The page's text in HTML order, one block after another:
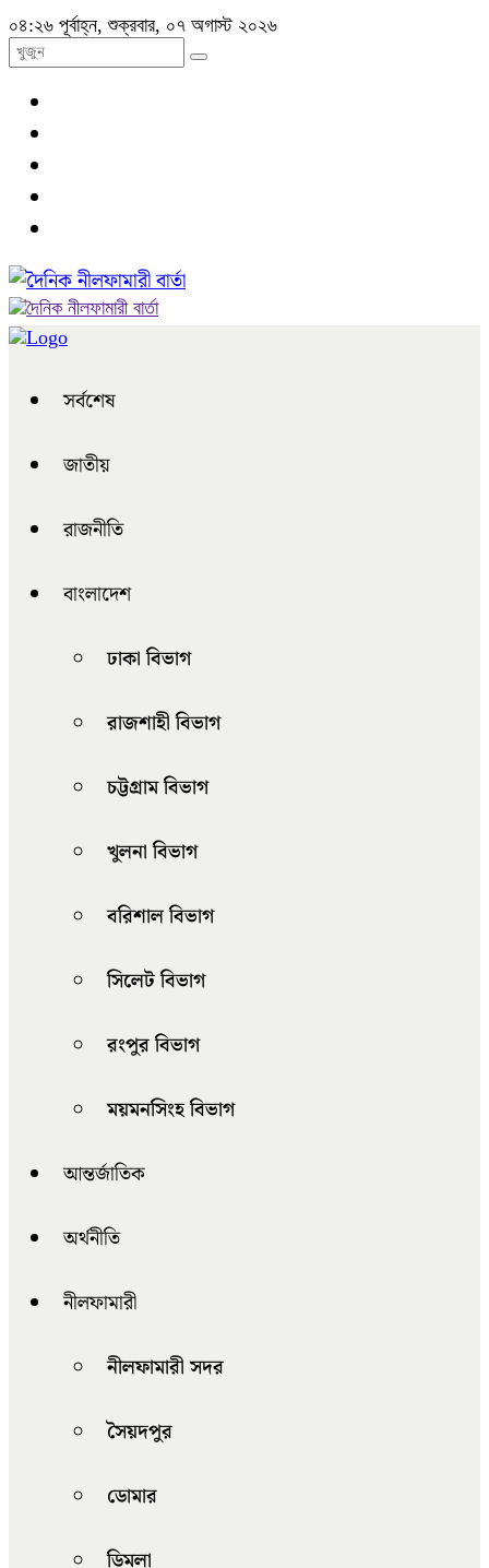
০৪:২৬ পূর্বাহ্ন, শুক্রবার, ০৭ অগাস্ট ২০২৬
সর্বশেষ
জাতীয়
রাজনীতি
বাংলাদেশ
ঢাকা বিভাগ
রাজশাহী বিভাগ
চট্টগ্রাম বিভাগ
খুলনা বিভাগ
বরিশাল বিভাগ
সিলেট বিভাগ
রংপুর বিভাগ
ময়মনসিংহ বিভাগ
আন্তর্জাতিক
অর্থনীতি
নীলফামারী
নীলফামারী সদর
সৈয়দপুর
ডোমার
ডিমলা